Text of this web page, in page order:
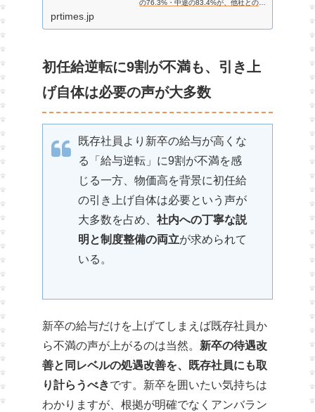
の76.3%・中途の83.4%が、他社との条
prtimes.jp
初任給逆転に9割が不満も、引き上
げ自体は必要の声が大多数
既存社員より新卒の給与が高くな
る「給与逆転」に9割が不満を感
じる一方、物価高を背景に初任給
の引き上げ自体は必要という声が
大多数を占め、 社内への丁寧な説
明と制度整備の両立が求められて
いる。
新卒の給与だけを上げてしまえば既存社員か
ら不満の声が上がるのは当然。 新卒の待遇改
善と同レベルの処遇改善を、既存社員にも取
り計らうべきです。新卒を囲いたい気持ちは
わかりますが、根拠が明確でなくアンバラン